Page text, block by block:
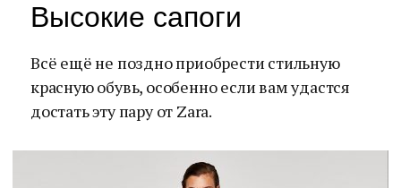
Высокие сапоги
Всё ещё не поздно приобрести стильную
красную обувь, особенно если вам удастся
достать эту пару от Zara.